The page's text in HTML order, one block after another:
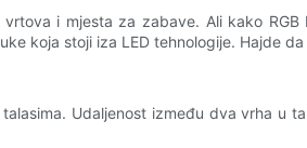
i mjesta za zabave. Ali kako
koja stoji iza LED tehnologije. Hajde
Udaljenost između dva vrha u